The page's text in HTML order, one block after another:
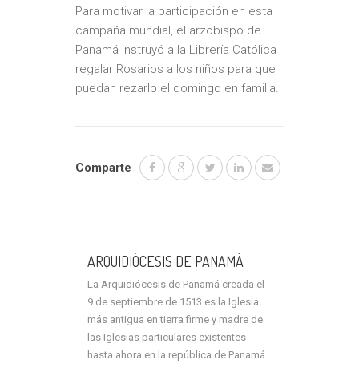
Para motivar la participación en esta
campaña mundial, el arzobispo de
Panamá instruyó a la Librería Católica
regalar Rosarios a los niños para que
puedan rezarlo el domingo en familia.
Comparte
ARQUIDIÓCESIS DE PANAMÁ
La Arquidiócesis de Panamá creada el
9 de septiembre de 1513 es la Iglesia
más antigua en tierra firme y madre de
las Iglesias particulares existentes
hasta ahora en la república de Panamá.